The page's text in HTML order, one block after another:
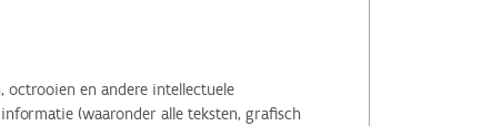
octrooien en andere intellectuele
(waaronder alle teksten, grafisch